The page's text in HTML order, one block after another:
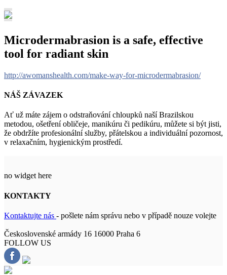
Microdermabrasion is a safe, effective
tool for radiant skin
http://awomanshealth.com/make-way-for-microdermabrasion/
NÁŠ ZÁVAZEK
Ať už máte zájem o odstraňování chloupků naší Brazilskou
metodou, ošetření obličeje, manikúru či pedikúru, můžete si být jisti,
že obdržíte profesionální služby, přátelskou a individuální pozornost,
v relaxačním, hygienickým prostředí.
no widget here
KONTAKTY
Kontaktujte nás - pošlete nám správu nebo v případě nouze volejte
Československé armády 16 16000 Praha 6
FOLLOW US